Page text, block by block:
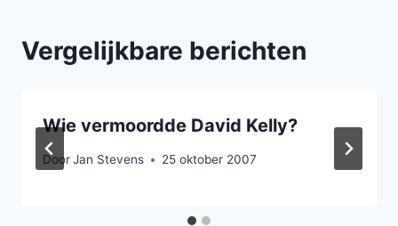
Vergelijkbare berichten
Wie vermoordde David Kelly?
DoorJan Stevens 25 oktober 2007